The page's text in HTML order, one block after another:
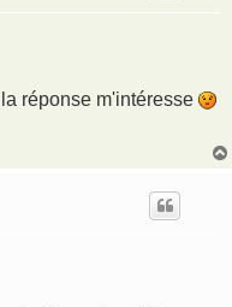
réponse m'intéresse